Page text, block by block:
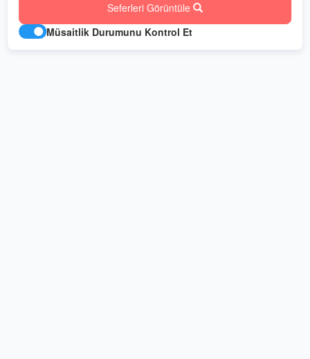
Seferleri Görüntüle
Müsaitlik Durumunu Kontrol Et